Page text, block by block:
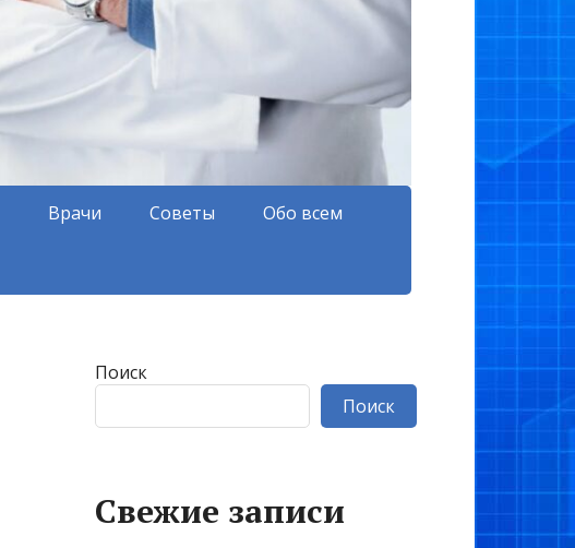
Врачи Советы Обо всем
Поиск
Поиск
Свежие записи